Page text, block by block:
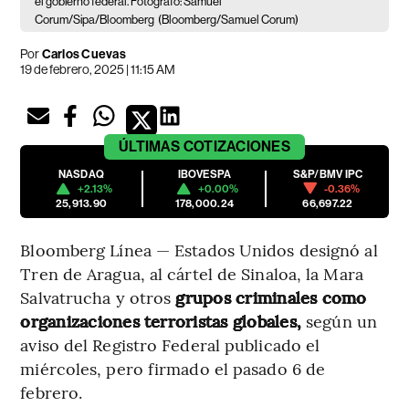
Corum/Sipa/Bloomberg (Bloomberg/Samuel Corum)
PorCarlos Cuevas
19 de febrero, 2025 | 11:15 AM
ÚLTIMAS COTIZACIONES
NASDAQ
+2.13%
25,913.90
IBOVESPA
+0.00%
178,000.24
S&P/BMV IPC
-0.36%
66,697.22
Bloomberg Línea — Estados Unidos designó al
Tren de Aragua, al cártel de Sinaloa, la Mara
Salvatrucha y otros grupos criminales como
organizaciones terroristas globales, según un
aviso del Registro Federal publicado el
miércoles, pero firmado el pasado 6 de
febrero.